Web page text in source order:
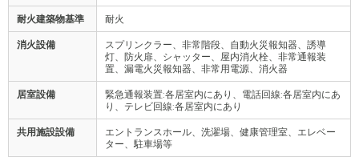
耐火建築物基準 耐火
消火設備
スプリンクラー、非常階段、自動火災報知器、誘導
灯、防火扉、シャッター、屋内消火栓、非常通報装
置、漏電火災報知器、非常用電源、消火器
居室設備
緊急通報装置:各居室内にあり、電話回線:各居室内にあ
り、テレビ回線:各居室内にあり
共用施設設備
エントランスホール、洗濯場、健康管理室、エレベー
ター、駐車場等